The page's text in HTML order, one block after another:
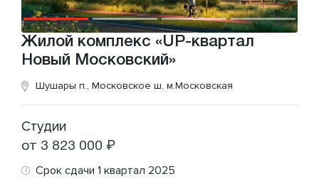
Жилой комплекс «UP-квартал
Новый Московский»
Шушары п., Московское ш. м.Московская
Студии
от 3 823 000 ₽
Срок сдачи 1 квартал 2025